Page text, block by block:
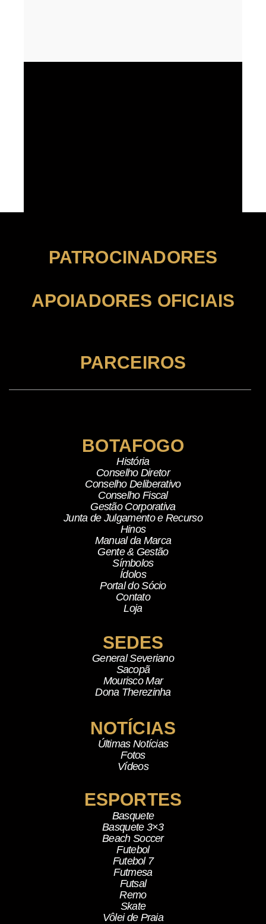
PATROCINADORES
APOIADORES OFICIAIS
PARCEIROS
BOTAFOGO
História
Conselho Diretor
Conselho Deliberativo
Conselho Fiscal
Gestão Corporativa
Junta de Julgamento e Recurso
Hinos
Manual da Marca
Gente & Gestão
Símbolos
Ídolos
Portal do Sócio
Contato
Loja
SEDES
General Severiano
Sacopã
Mourisco Mar
Dona Therezinha
NOTÍCIAS
Últimas Notícias
Fotos
Vídeos
ESPORTES
Basquete
Basquete 3×3
Beach Soccer
Futebol
Futebol 7
Futmesa
Futsal
Remo
Skate
Vôlei de Praia